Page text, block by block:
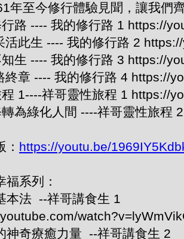
年至今修行體驗見聞，讓我們
行路 ---- 我的修行路 1 https://
活此生 ---- 我的修行路 2
知生 ---- 我的修行路 3 https://
終章 ---- 我的修行路 4 https://
程 1----祥哥靈性旅程 1 https://
轉為綠化人間 ----祥哥靈性旅程
https://youtu.be/
系列：
本法 --祥哥講食生 1
神奇療癒力量 --祥哥講食生 2